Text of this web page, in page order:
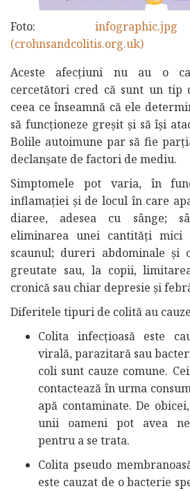
Foto:
(crohnsandcolitis.org.uk)
Aceste afecțiuni nu au o
cercetători cred că sunt un tip
ceea ce înseamnă că ele
să funcționeze greșit și să își
Bolile autoimune par să fie
declanșate de factori de mediu.
Simptomele pot varia, în
inflamației și de locul în care
diaree, adesea cu sânge;
eliminarea unei cantități mici
scaunul; dureri abdominale și
greutate sau, la copii,
cronică sau chiar depresie și
Diferitele tipuri de colită au
Colita infecțioasă este
virală, parazitară sau
coli sunt cauze comune.
contactează în urma
apă contaminate. De
unii oameni pot avea
pentru a se trata.
Colita pseudo
este cauzat de o bacterie